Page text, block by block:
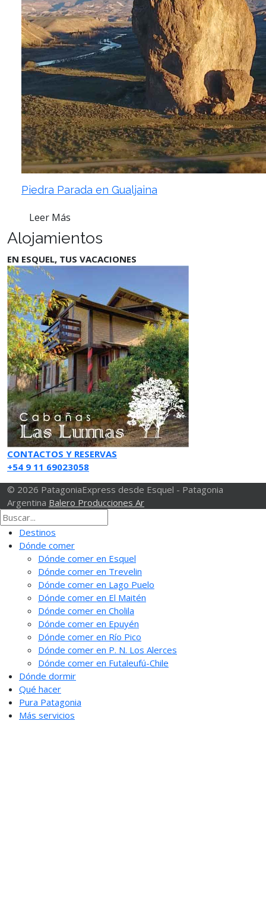
Piedra Parada en Gualjaina
Leer Más
Alojamientos
EN ESQUEL, TUS VACACIONES
CONTACTOS Y RESERVAS
+54 9 11 69023058
© 2026 PatagoniaExpress desde Esquel - Patagonia
Argentina Balero Producciones Ar
Destinos
Dónde comer
Dónde comer en Esquel
Dónde comer en Trevelin
Dónde comer en Lago Puelo
Dónde comer en El Maitén
Dónde comer en Cholila
Dónde comer en Epuyén
Dónde comer en Río Pico
Dónde comer en P. N. Los Alerces
Dónde comer en Futaleufú-Chile
Dónde dormir
Qué hacer
Pura Patagonia
Más servicios